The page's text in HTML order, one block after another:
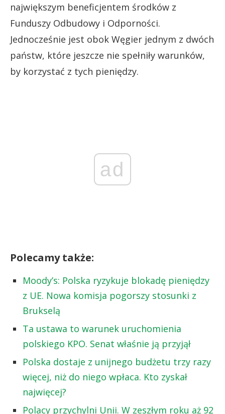
największym beneficjentem środków z
Funduszy Odbudowy i Odporności.
Jednocześnie jest obok Węgier jednym z dwóch
państw, które jeszcze nie spełniły warunków,
by korzystać z tych pieniędzy.
ad
Polecamy także:
Moody’s: Polska ryzykuje blokadę pieniędzy
z UE. Nowa komisja pogorszy stosunki z
Brukselą
Ta ustawa to warunek uruchomienia
polskiego KPO. Senat właśnie ją przyjął
Polska dostaje z unijnego budżetu trzy razy
więcej, niż do niego wpłaca. Kto zyskał
najwięcej?
Polacy przychylni Unii. W zeszłym roku aż 92